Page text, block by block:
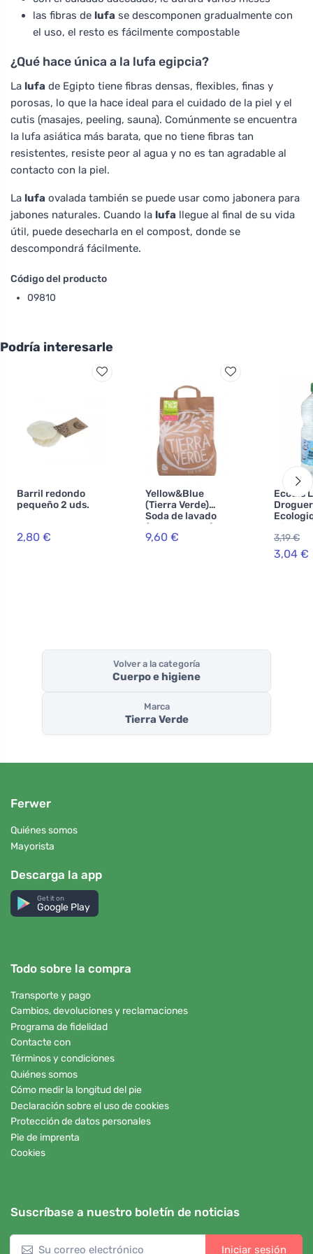
las fibras de lufa se descomponen gradualmente con
el uso, el resto es fácilmente compostable
¿Qué hace única a la lufa egipcia?
La lufa de Egipto tiene fibras densas, flexibles, finas y
porosas, lo que la hace ideal para el cuidado de la piel y el
cutis (masajes, peeling, sauna). Comúnmente se encuentra
la lufa asiática más barata, que no tiene fibras tan
resistentes, resiste peor al agua y no es tan agradable al
contacto con la piel.
La lufa ovalada también se puede usar como jabonera para
jabones naturales. Cuando la lufa llegue al final de su vida
útil, puede desecharla en el compost, donde se
descompondrá fácilmente.
Código del producto
09810
Podría interesarle
Barril redondo
pequeño 2 uds.
2,80 €
Yellow&Blue
(Tierra Verde)
Soda de lavado
(bolsa de 5 kg) -
para la
9,60 €
Ecodis
Alcohol
3,19 €
3,04 €
Volver a la categoría
Cuerpo e higiene
Marca
Tierra Verde
Ferwer
Quiénes somos
Mayorista
Descarga la app
Get it on
Google Play
Todo sobre la compra
Transporte y pago
Cambios, devoluciones y reclamaciones
Programa de fidelidad
Contacte con
Términos y condiciones
Quiénes somos
Cómo medir la longitud del pie
Declaración sobre el uso de cookies
Protección de datos personales
Pie de imprenta
Cookies
Suscríbase a nuestro boletín de noticias
Iniciar sesión